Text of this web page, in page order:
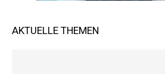
AKTUELLE THEMEN